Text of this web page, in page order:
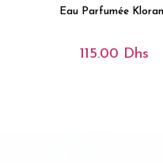
Eau Parfumée
115.00 Dhs